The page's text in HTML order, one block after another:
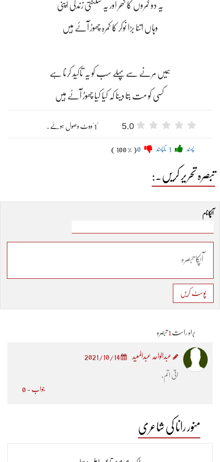
یہ دو کمروں کا گھر اور یہ سلگتی زندگی اپنی
وہاں اتنا بڑا نوکر کا کمرہ چھوڑ آئے ہیں
ہمیں مرنے سے پہلے سب کو یہ تاکید کرنا ہے
5.0 "1"ووٹ وصول ہوئے۔
پسند ناپسند ( 100 % )
تبصرہ تحریر کریں۔:
آپکا نام
پوسٹ کریں
براہ راست 1 تبصرہ
عبدالواحد عبدالمعید 2021/10/14
اتی اتم،
جواب - 0
منور رانا کی شاعری